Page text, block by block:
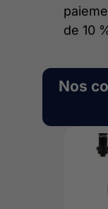
de 10
Nos